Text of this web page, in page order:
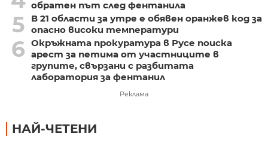
обратен път след фентанила
5
В 21 области за утре е обявен оранжев код за
опасно високи температури
6 Окръжната прокуратура в Русе поиска
арест за петима от участниците в
групите, свързани с разбитата
лаборатория за фентанил
Реклама
НАЙ-ЧЕТЕНИ